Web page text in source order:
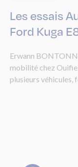
Les essais
Ford Kuga
Erwann
mobilité chez
plusieurs véhicules,